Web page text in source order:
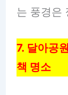
는 풍경은
7. 달아공
책 명소